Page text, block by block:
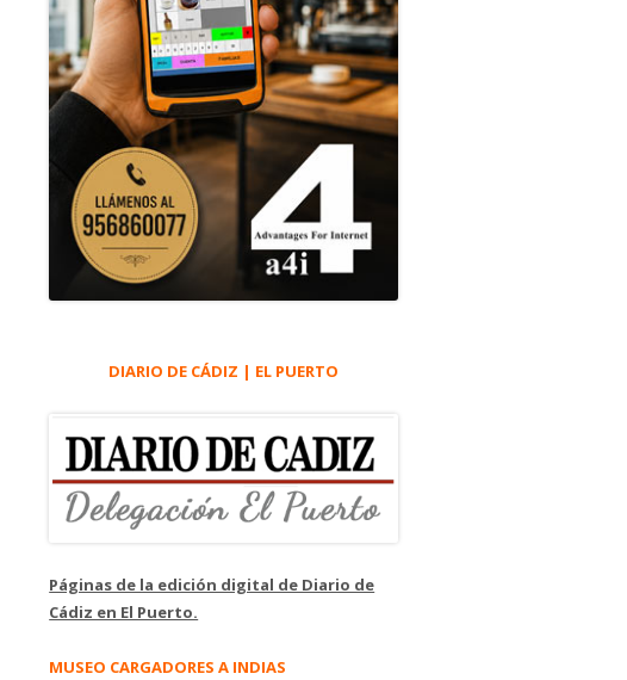
DIARIO DE CÁDIZ | EL PUERTO
Páginas de la edición digital de Diario de
Cádiz en El Puerto.
MUSEO CARGADORES A INDIAS